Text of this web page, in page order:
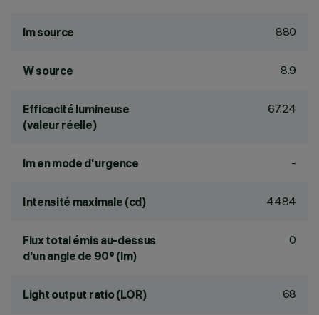
lm source 880
W source 8.9
Efficacité lumineuse
(valeur réelle)
67.24
lm en mode d'urgence -
Intensité maximale (cd) 4484
Flux total émis au-dessus
d'un angle de 90° (lm)
0
Light output ratio (LOR) 68